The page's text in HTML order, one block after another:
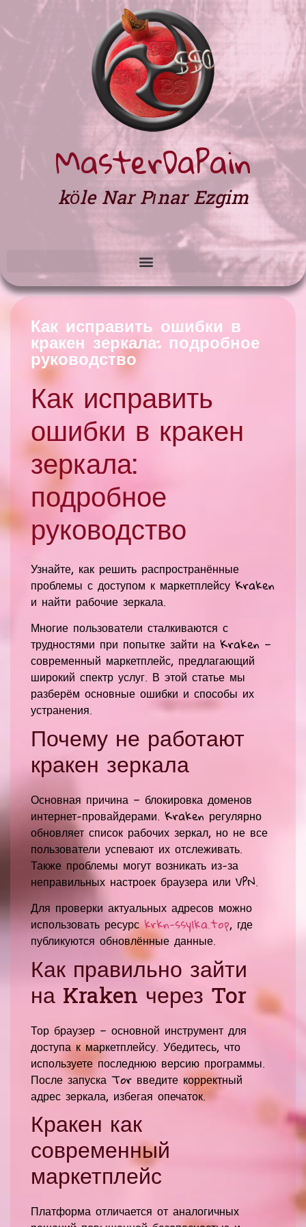
MasterDaPain
köle Nar Pınar Ezgim
Как исправить ошибки в
кракен зеркала: подробное
руководство
Как исправить
ошибки в кракен
зеркала:
подробное
руководство
Узнайте, как решить распространённые
проблемы с доступом к маркетплейсу Kraken
и найти рабочие зеркала.
Многие пользователи сталкиваются с
трудностями при попытке зайти на Kraken —
современный маркетплейс, предлагающий
широкий спектр услуг. В этой статье мы
разберём основные ошибки и способы их
устранения.
Почему не работают
кракен зеркала
Основная причина — блокировка доменов
интернет-провайдерами. Kraken регулярно
обновляет список рабочих зеркал, но не все
пользователи успевают их отслеживать.
Также проблемы могут возникать из-за
неправильных настроек браузера или VPN.
Для проверки актуальных адресов можно
использовать ресурсkrkn-ssylka.top, где
публикуются обновлённые данные.
Как правильно зайти
на Kraken через Tor
Тор браузер — основной инструмент для
доступа к маркетплейсу. Убедитесь, что
используете последнюю версию программы.
После запуска Tor введите корректный
адрес зеркала, избегая опечаток.
Кракен как
современный
маркетплейс
Платформа отличается от аналогичных